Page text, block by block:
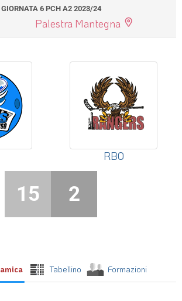
GIORNATA 6 PCH A2 2023/24
Palestra Mantegna
RBO
15 2
Tabellino Formazioni